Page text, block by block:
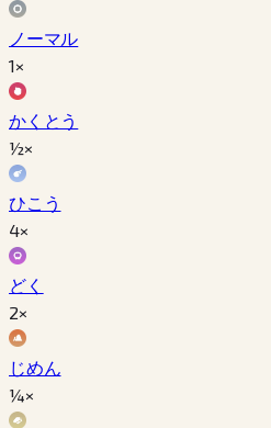
ノーマル
1×
かくとう
½×
ひこう
4×
どく
2×
じめん
¼×